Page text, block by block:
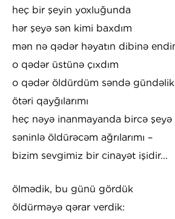
heç bir şeyin yoxluğunda
hər şeyə sən kimi baxdım
mən nə qədər həyatın dibinə
o qədər üstünə çıxdım
o qədər öldürdüm səndə gündəlik
ötəri qayğılarımı
heç nəyə inanmayanda bircə şeyə
səninlə öldürəcəm ağrılarımı –
bizim sevgimiz bir cinayət işidir...
ölmədik, bu günü gördük
öldürməyə qərar verdik: